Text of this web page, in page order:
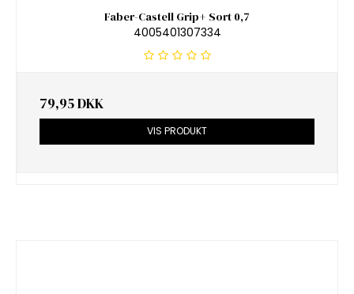
Faber-Castell Grip+ Sort 0,7
4005401307334
79,95 DKK
VIS PRODUKT